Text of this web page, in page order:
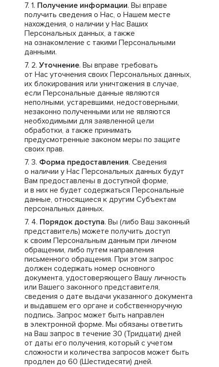
Получение информации. Вы вправе
получить сведения о Нас, о Нашем месте
нахождения, о наличии у Нас Ваших
Персональных данных, а также
на ознакомление с такими Персональными
данными.
Уточнение. Вы вправе требовать
от Нас уточнения своих Персональных данных,
их блокирования или уничтожения в случае,
если Персональные данные являются
неполными, устаревшими, недостоверными,
незаконно полученными или не являются
необходимыми для заявленной цели
обработки, а также принимать
предусмотренные законом меры по защите
своих прав.
Форма предоставления. Сведения
о наличии у Нас Персональных данных будут
Вам предоставлены в доступной форме,
и в них не будет содержаться Персональные
данные, относящиеся к другим Субъектам
персональных данных.
Порядок доступа. Вы (либо Ваш законный
представитель) можете получить доступ
к своим Персональным данным при личном
обращении, либо путем направления
письменного обращения. При этом запрос
должен содержать номер основного
документа, удостоверяющего Вашу личность
или Вашего законного представителя,
сведения о дате выдачи указанного документа
и выдавшем его органе и собственноручную
подпись. Запрос может быть направлен
в электронной форме. Мы обязаны ответить
на Ваш запрос в течение 30 (Тридцати) дней
от даты его получения, который с учетом
сложности и количества запросов может быть
продлен до 60 (Шестидесяти) дней.